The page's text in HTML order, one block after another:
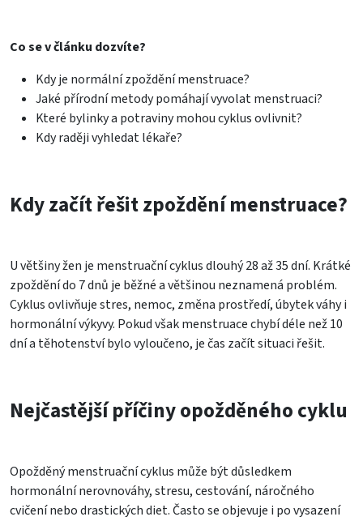
Co se v článku dozvíte?
Kdy je normální zpoždění menstruace?
Jaké přírodní metody pomáhají vyvolat menstruaci?
Které bylinky a potraviny mohou cyklus ovlivnit?
Kdy raději vyhledat lékaře?
Kdy začít řešit zpoždění menstruace?
U většiny žen je menstruační cyklus dlouhý 28 až 35 dní. Krátké
zpoždění do 7 dnů je běžné a většinou neznamená problém.
Cyklus ovlivňuje stres, nemoc, změna prostředí, úbytek váhy i
hormonální výkyvy. Pokud však menstruace chybí déle než 10
dní a těhotenství bylo vyloučeno, je čas začít situaci řešit.
Nejčastější příčiny opožděného cyklu
Opožděný menstruační cyklus může být důsledkem
hormonální nerovnováhy, stresu, cestování, náročného
cvičení nebo drastických diet. Často se objevuje i po vysazení